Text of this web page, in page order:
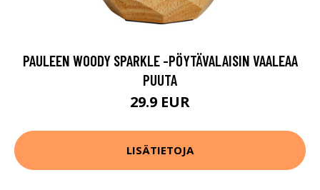
PAULEEN WOODY SPARKLE -PÖYTÄVALAISIN VAALEAA
PUUTA
29.9 EUR
LISÄTIETOJA